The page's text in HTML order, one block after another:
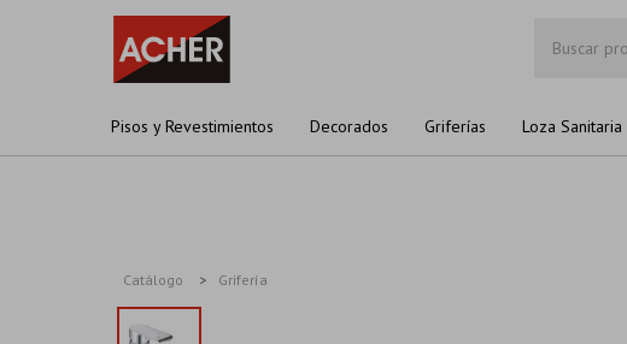
Pisos y Revestimientos Decorados Griferías Loza Sanitaria
Catálogo Grifería